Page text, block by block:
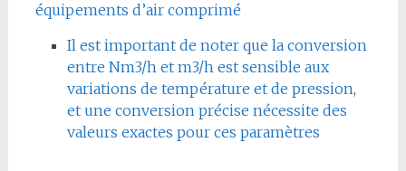
équipements d’air comprimé
Il est important de noter que la conversion
entre Nm3/h et m3/h est sensible aux
variations de température et de pression,
et une conversion précise nécessite des
valeurs exactes pour ces paramètres